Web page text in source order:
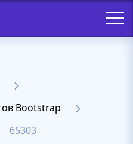
Bootstrap
65303